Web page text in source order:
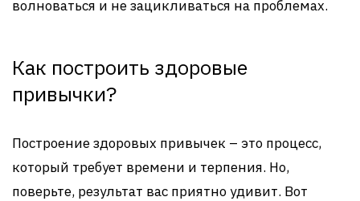
волноваться и не зацикливаться на проблемах.
Как построить здоровые
привычки?
Построение здоровых привычек – это процесс,
который требует времени и терпения. Но,
поверьте, результат вас приятно удивит. Вот